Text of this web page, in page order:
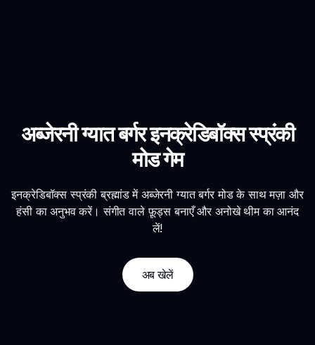
अब्जेरनी ग्यात बर्गर इनक्रेडिबॉक्स स्प्रंकी
मोड गेम
इनक्रेडिबॉक्स स्प्रंकी ब्रह्मांड में अब्जेरनी ग्यात बर्गर मोड के साथ मज़ा और
हंसी का अनुभव करें। संगीत वाले फ़ूड्स बनाएँ और अनोखे थीम का आनंद
लें!
अब खेलें